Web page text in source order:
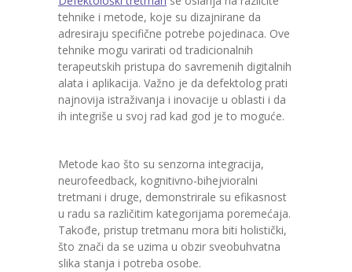
tehnike i metode, koje su dizajnirane da
adresiraju specifične potrebe pojedinaca. Ove
tehnike mogu varirati od tradicionalnih
terapeutskih pristupa do savremenih digitalnih
alata i aplikacija. Važno je da defektolog prati
najnovija istraživanja i inovacije u oblasti i da
ih integriše u svoj rad kad god je to moguće.
Metode kao što su senzorna integracija,
neurofeedback, kognitivno-bihejvioralni
tretmani i druge, demonstrirale su efikasnost
u radu sa različitim kategorijama poremećaja.
Takođe, pristup tretmanu mora biti holistički,
što znači da se uzima u obzir sveobuhvatna
slika stanja i potreba osobe.